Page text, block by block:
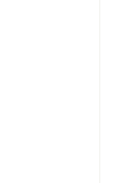
0 von 5 Sternen